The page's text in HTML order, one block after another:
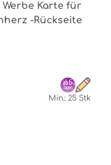
Karte für
-Rückseite
Min.: 25 Stk